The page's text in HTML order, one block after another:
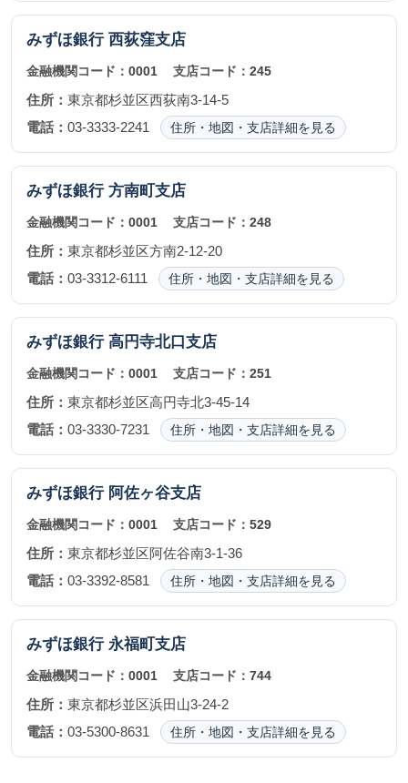
みずほ銀行 西荻窪支店
金融機関コード： 0001 支店コード：245
住所： 東京都杉並区西荻南3-14-5
電話： 03-3333-2241 住所・地図・支店詳細を見る
みずほ銀行 方南町支店
金融機関コード： 0001 支店コード：248
住所： 東京都杉並区方南2-12-20
電話： 03-3312-6111 住所・地図・支店詳細を見る
みずほ銀行 高円寺北口支店
金融機関コード： 0001 支店コード：251
住所： 東京都杉並区高円寺北3-45-14
電話： 03-3330-7231 住所・地図・支店詳細を見る
みずほ銀行 阿佐ヶ谷支店
金融機関コード： 0001 支店コード：529
住所： 東京都杉並区阿佐谷南3-1-36
電話： 03-3392-8581 住所・地図・支店詳細を見る
みずほ銀行 永福町支店
金融機関コード： 0001 支店コード：744
住所： 東京都杉並区浜田山3-24-2
電話： 03-5300-8631 住所・地図・支店詳細を見る